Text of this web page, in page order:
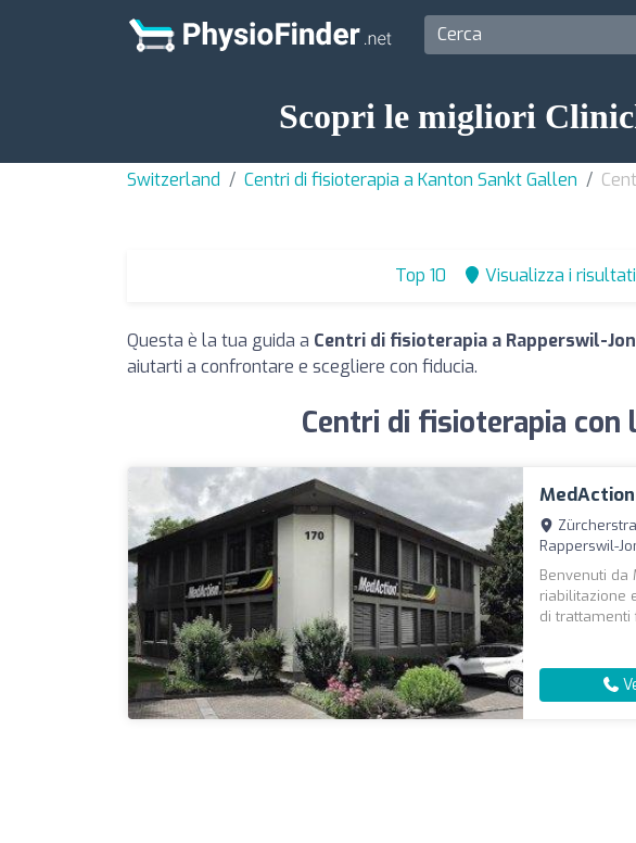
Scopri le migliori
Switzerland Centri di fisioterapia a Kanton Sankt Gallen
Top 10 Visualizza i
Questa è la tua guida a Centri di fisioterapia a Rapperswil-
aiutarti a confrontare e scegliere con fiducia.
Centri di fisioterapia con
Rapperswil-
Benvenuti da
riabilitazione
di